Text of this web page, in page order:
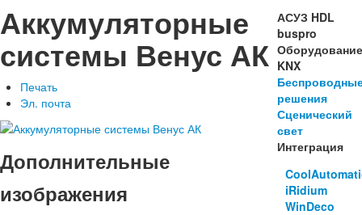
Аккумуляторные
системы Венус АК
Печать
Эл. почта
Дополнительные
изображения
АСУЗ HDL
buspro
KNX
решения
Сценический
свет
Интеграция
iRidium
WinDeco